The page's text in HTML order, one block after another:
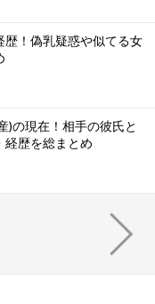
！偽乳疑惑や似てる女
)の現在！相手の彼氏と
経歴を総まとめ